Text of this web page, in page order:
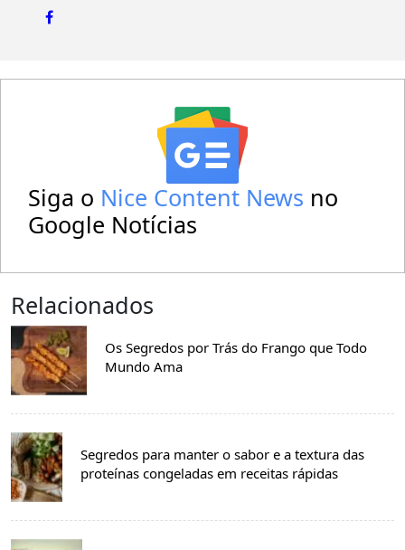
Siga o Nice Content News no
Google Notícias
Relacionados
Os Segredos por Trás do Frango que Todo
Mundo Ama
Segredos para manter o sabor e a textura das
proteínas congeladas em receitas rápidas